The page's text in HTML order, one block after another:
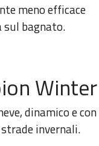
meno efficace
sul bagnato.
dinamico e con
invernali.